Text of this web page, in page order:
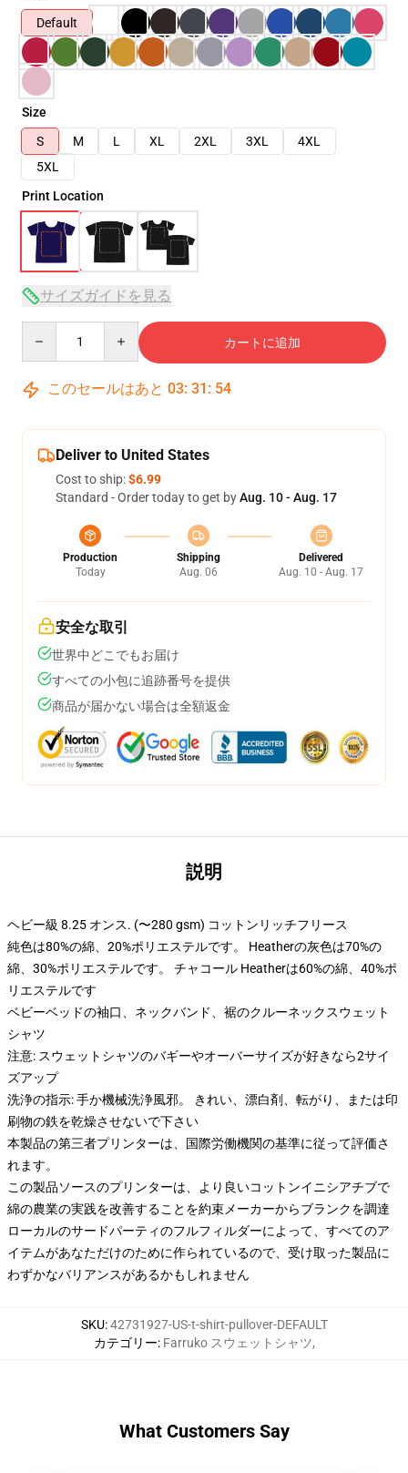
Default
Size
S
M L XL 2XL 3XL
4XL
5XL
Print Location
サイズガイドを見る
カートに追加
このセールはあと 03: 31 : 53
Deliver to United States
Cost to ship:$6.99
Standard - Order today to get byAug. 10 - Aug. 17
Production
Today
Shipping
Aug. 06
Delivered
Aug. 10 - Aug. 17
安全な取引
世界中どこでもお届け
すべての小包に追跡番号を提供
商品が届かない場合は全額返金
説明
ヘビー級 8.25 オンス. (〜280 gsm) コットンリッチフリース
純色は80%の綿、20%ポリエステルです。 Heatherの灰色は70%の
綿、30%ポリエステルです。 チャコール Heatherは60%の綿、40%ポ
リエステルです
ベビーベッドの袖口、ネックバンド、裾のクルーネックスウェット
シャツ
注意: スウェットシャツのバギーやオーバーサイズが好きなら2サイ
ズアップ
洗浄の指示: 手か機械洗浄風邪。 きれい、漂白剤、転がり、または印
刷物の鉄を乾燥させないで下さい
本製品の第三者プリンターは、国際労働機関の基準に従って評価さ
れます。
この製品ソースのプリンターは、より良いコットンイニシアチブで
綿の農業の実践を改善することを約束メーカーからブランクを調達
ローカルのサードパーティのフルフィルダーによって、すべてのア
イテムがあなただけのために作られているので、受け取った製品に
わずかなバリアンスがあるかもしれません
SKU:42731927-US-t-shirt-pullover-DEFAULT
カテゴリー: Farruko スウェットシャツ,
What Customers Say